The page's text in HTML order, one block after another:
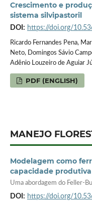
Crescimento e
sistema silvipastoril
DOI: https://doi.org/
Ricardo Fernandes Pena,
Neto, Domingos Sávio
Adênio Louzeiro de Aguiar
PDF (ENGLISH)
MANEJO
Modelagem como
capacidade
Uma abordagem do Feller-
DOI: https://doi.org/